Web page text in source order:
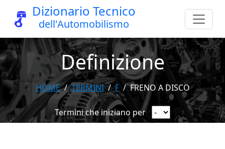
Dizionario Tecnico
dell'Automobilismo
Definizione
HOME TERMINI F FRENO A DISCO
Termini che iniziano per